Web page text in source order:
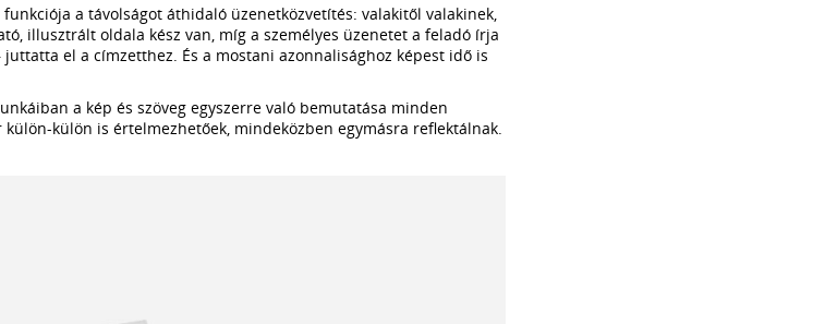
a távolságot áthidaló üzenetközvetítés: valakitől valakinek,
illusztrált oldala kész van, míg a személyes üzenetet a feladó írja
el a címzetthez. És a mostani azonnalisághoz képest idő is
a kép és szöveg egyszerre való bemutatása minden
külön is értelmezhetőek, mindeközben egymásra reflektálnak.